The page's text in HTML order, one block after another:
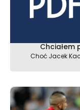
Chciałem
Choć Jacek